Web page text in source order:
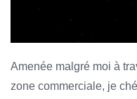
Amenée malgré moi à
zone commerciale, je